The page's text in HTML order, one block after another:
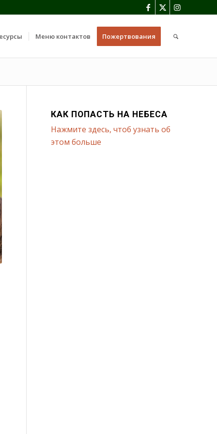
Меню контактов Пожертвования
КАК ПОПАСТЬ НА НЕБЕСА
Нажмите здесь, чтоб узнать об
этом больше